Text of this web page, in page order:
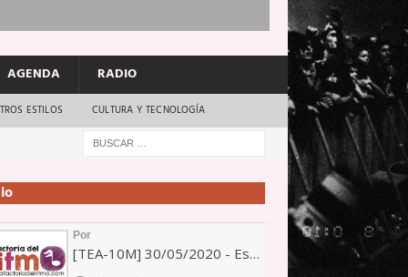
AGENDA RADIO
ESTILOS CULTURA Y TECNOLOGÍA